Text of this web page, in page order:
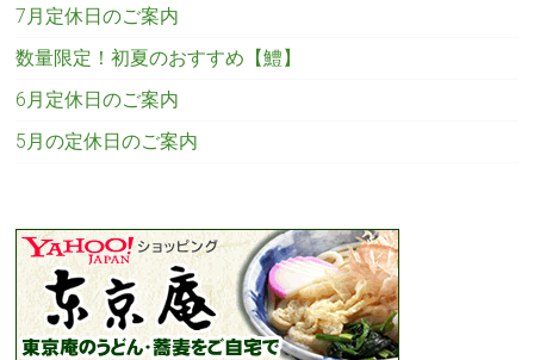
7月定休日のご案内
数量限定！初夏のおすすめ【鱧】
6月定休日のご案内
5月の定休日のご案内